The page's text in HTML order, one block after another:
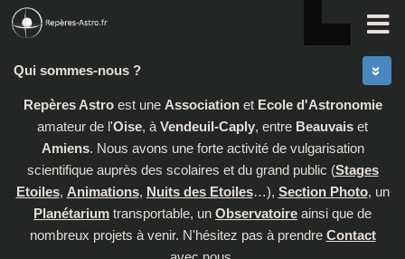
Skip to content
Qui sommes-nous ?
Repères Astroest une Associationet Ecole d'Astronomie
amateur de l'Oise, à Vendeuil-Caply, entre Beauvais et
Amiens. Nous avons une forte activité de vulgarisation
scientifique auprès des scolaires et du grand public (Stages
Etoiles, Animations, Nuits des Etoiles…), Section Photo, un
Planétarium transportable, un Observatoire ainsi que de
nombreux projets à venir. N'hésitez pas à prendre Contact